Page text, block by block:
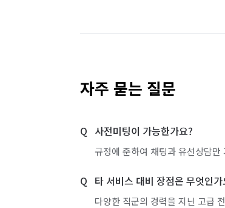
자주 묻는 질문
사전미팅이 가능한가요?
규정에 준하여 채팅과 유선상담
타 서비스 대비 장점은 무엇인가
다양한 직군의 경력을 지닌 고급